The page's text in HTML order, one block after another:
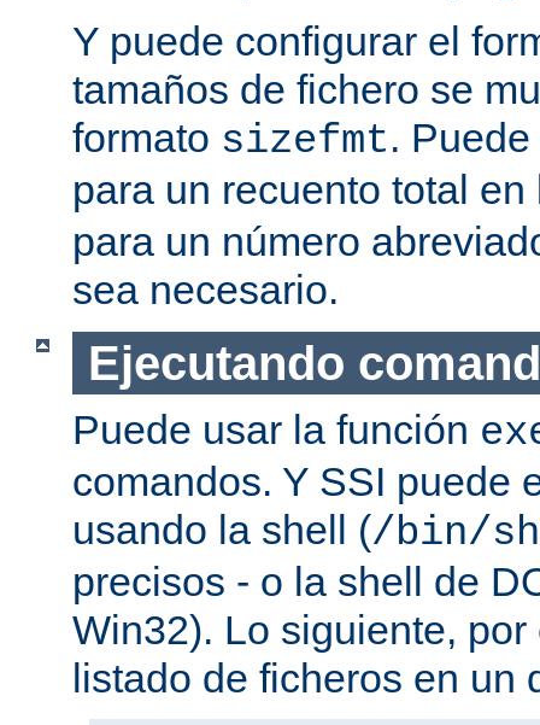
Y puede configurar el
tamaños de fichero se
formato sizefmt.
para un recuento total
para un número
sea necesario.
Ejecutando
Puede usar la función
comandos. Y SSI puede
usando la shell (/bin/sh
precisos - o la shell de
Win32). Lo siguiente,
listado de ficheros en un